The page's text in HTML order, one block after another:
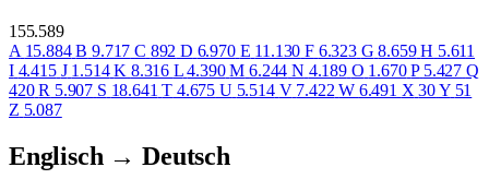
155.589
A 15.884 B 9.717 C 892 D 6.970 E 11.130 F 6.323 G 8.659 H 5.611
I 4.415 J 1.514 K 8.316 L 4.390 M 6.244 N 4.189 O 1.670 P 5.427 Q
420 R 5.907 S 18.641 T 4.675 U 5.514 V 7.422 W 6.491 X 30Y 51
Z 5.087
Englisch → Deutsch